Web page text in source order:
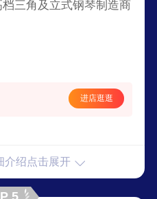
三角及立式钢琴制造商
进店逛逛
介绍点击展开